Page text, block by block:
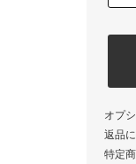
オプ
返品
特定